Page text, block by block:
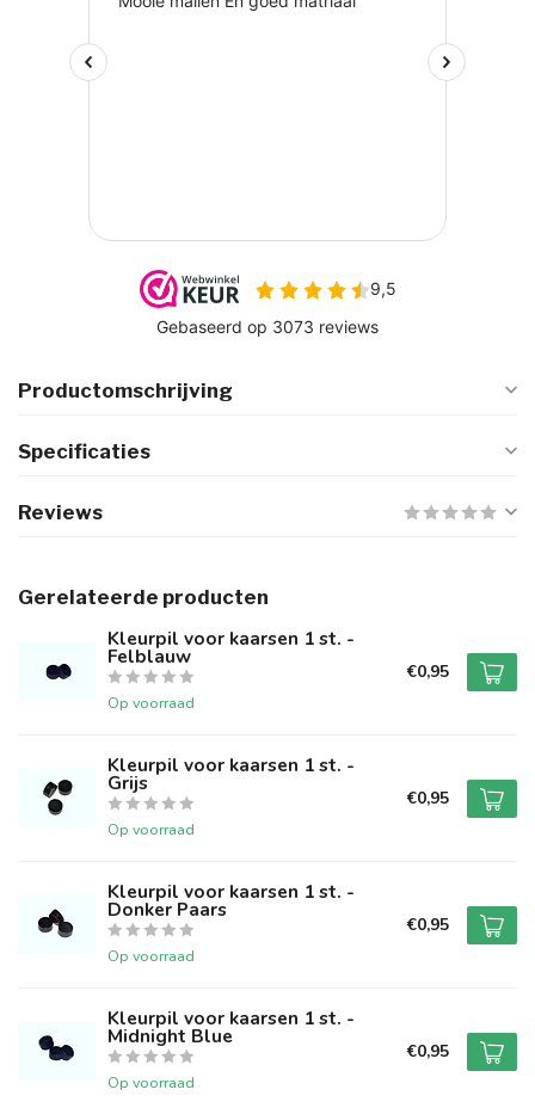
Productomschrijving
Specificaties
Reviews
Gerelateerde producten
Kleurpil voor kaarsen 1 st. -
Felblauw
Op voorraad
€0,95
Kleurpil voor kaarsen 1 st. -
Grijs
Op voorraad
€0,95
Kleurpil voor kaarsen 1 st. -
Donker Paars
Op voorraad
€0,95
Kleurpil voor kaarsen 1 st. -
Midnight Blue
Op voorraad
€0,95